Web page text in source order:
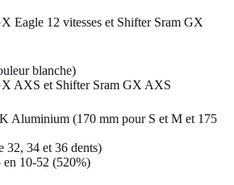
Eagle 12 vitesses et Shifter Sram GX
blanche)
AXS et Shifter Sram GX AXS
Aluminium (170 mm pour S et M et 175
32, 34 et 36 dents)
10-52 (520%)